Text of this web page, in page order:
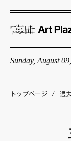
Sunday, August
企画展情報
トップページ / 過